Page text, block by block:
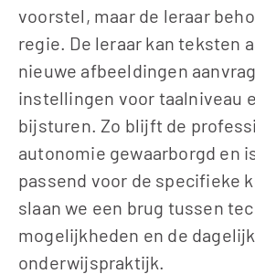
voorstel, maar de leraar
regie. De leraar kan teksten
nieuwe afbeeldingen
instellingen voor taalniveau
bijsturen. Zo blijft de
autonomie gewaarborgd en
passend voor de specifieke
slaan we een brug tussen
mogelijkheden en de
onderwijspraktijk.